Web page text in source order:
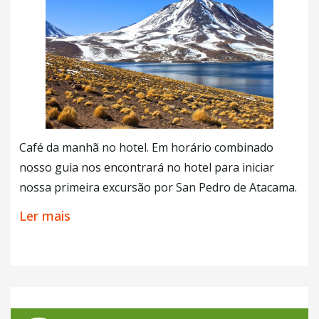
+ Café da Manhã
Café da manhã no hotel. Em horário combinado
nosso guia nos encontrará no hotel para iniciar
nossa primeira excursão por San Pedro de Atacama.
A primeira parada é no
Flamencos. O Parque possui esse curioso nome
Ler mais